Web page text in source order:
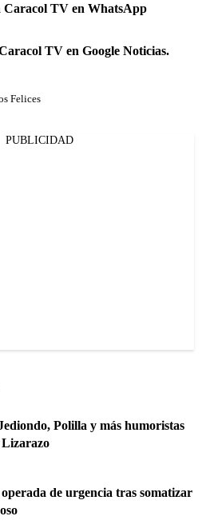
Caracol TV en WhatsApp
TV en Google Noticias.
Felices
PUBLICIDAD
Polilla y más humoristas
Lizarazo
de urgencia tras somatizar